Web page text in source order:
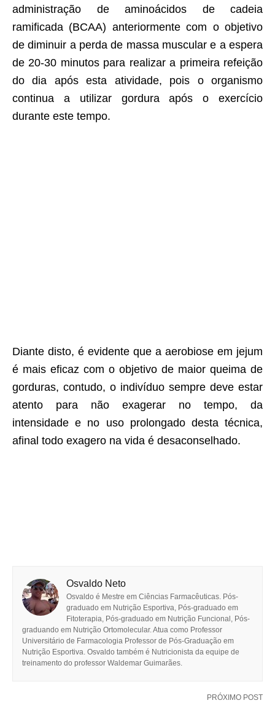
administração de aminoácidos de cadeia
ramificada (BCAA) anteriormente com o objetivo
de diminuir a perda de massa muscular e a espera
de 20-30 minutos para realizar a primeira refeição
do dia após esta atividade, pois o organismo
continua a utilizar gordura após o exercício
durante este tempo.
Diante disto, é evidente que a aerobiose em jejum
é mais eficaz com o objetivo de maior queima de
gorduras, contudo, o indivíduo sempre deve estar
atento para não exagerar no tempo, da
intensidade e no uso prolongado desta técnica,
afinal todo exagero na vida é desaconselhado.
Osvaldo Neto
Osvaldo é Mestre em Ciências Farmacêuticas. Pós-
graduado em Nutrição Esportiva, Pós-graduado em
Fitoterapia, Pós-graduado em Nutrição Funcional, Pós-
graduando em Nutrição Ortomolecular. Atua como Professor
Universitário de Farmacologia Professor de Pós-Graduação em
Nutrição Esportiva. Osvaldo também é Nutricionista da equipe de
treinamento do professor Waldemar Guimarães.
PRÓXIMO POST